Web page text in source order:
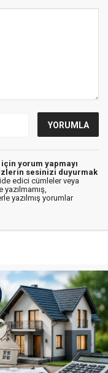
yorum yapmayı
sesinizi duyurmak
edici cümleler veya
yazılmamış,
yazılmış yorumlar